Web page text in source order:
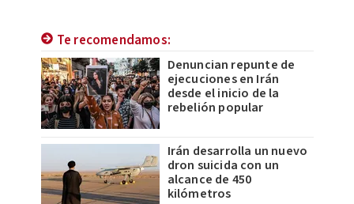
Te recomendamos:
Denuncian repunte de
ejecuciones en Irán
desde el inicio de la
rebelión popular
Irán desarrolla un nuevo
dron suicida con un
alcance de 450
kilómetros